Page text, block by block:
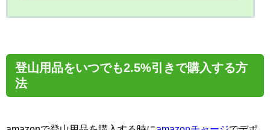
登山用品をいつでも2.5%引きで購入する方
法